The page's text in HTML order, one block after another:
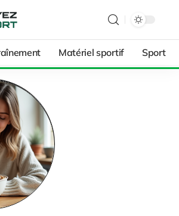
Matériel sportif Sport